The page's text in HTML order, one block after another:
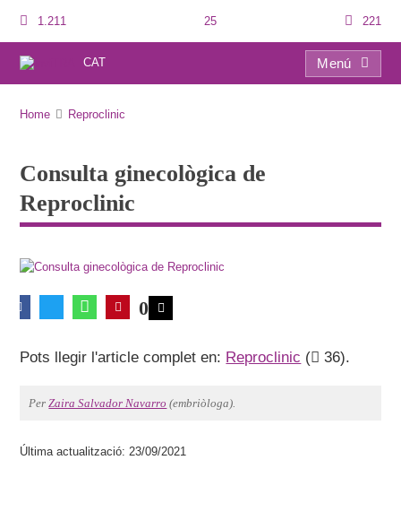
1.211 25 221
CAT
Menú
Home Reproclinic
Consulta ginecològica de
Reproclinic
0
Pots llegir l'article complet en: Reproclinic ( 36).
PerZaira Salvador Navarro (embriòloga).
Última actualització: 23/09/2021